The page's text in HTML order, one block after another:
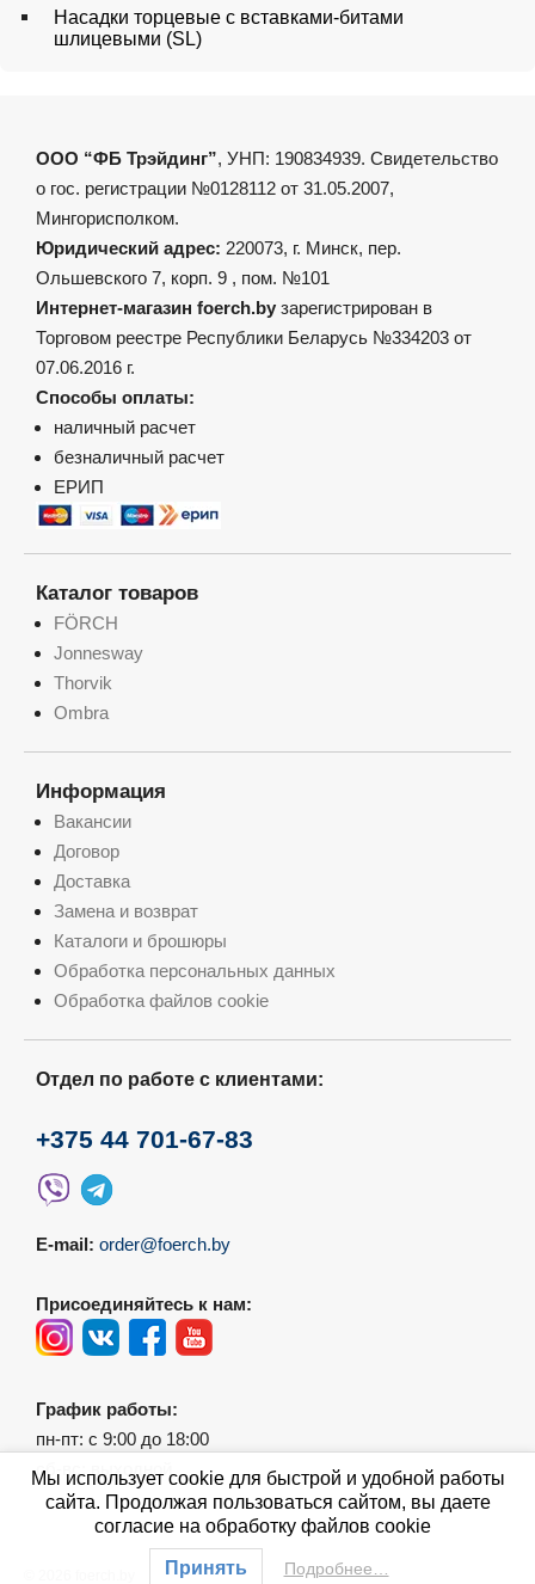
Насадки торцевые с вставками-битами
шлицевыми (SL)
ООО “ФБ Трэйдинг”, УНП: 190834939. Свидетельство
о гос. регистрации №0128112 от 31.05.2007,
Мингорисполком.
Юридический адрес: 220073, г. Минск, пер.
Ольшевского 7, корп. 9 , пом. №101
Интернет-магазин foerch.by зарегистрирован в
Торговом реестре Республики Беларусь №334203 от
07.06.2016 г.
Способы оплаты:
наличный расчет
безналичный расчет
ЕРИП
Каталог товаров
FÖRCH
Jonnesway
Thorvik
Ombra
Информация
Вакансии
Договор
Доставка
Замена и возврат
Каталоги и брошюры
Обработка персональных данных
Обработка файлов cookie
Отдел по работе с клиентами:
+375 44 701-67-83
E-mail: order@foerch.by
Присоединяйтесь к нам:
График работы:
пн-пт: с 9:00 до 18:00
сб-вс: выходной
Мы использует cookie для быстрой и удобной работы
сайта. Продолжая пользоваться сайтом, вы даете
согласие на обработку файлов cookie
Принять Подробнее…